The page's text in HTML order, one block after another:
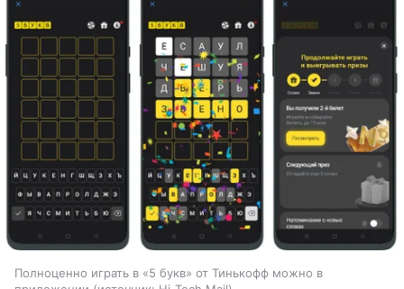
Полноценно играть в «5 букв» от Тинькофф можно в